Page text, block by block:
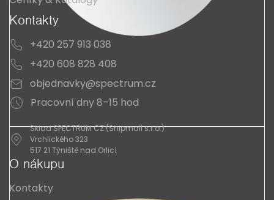
Kontakty
+420 257 913 038
+420 608 828 408
objednavky@spectrum.cz
Pracovní dny 8–15 hod
Sklad SPECTRUM CZ (Shipmall s.r.o.)
Vrchlického 323
517 21 Týniště nad Orlicí
O nákupu
Kontakty